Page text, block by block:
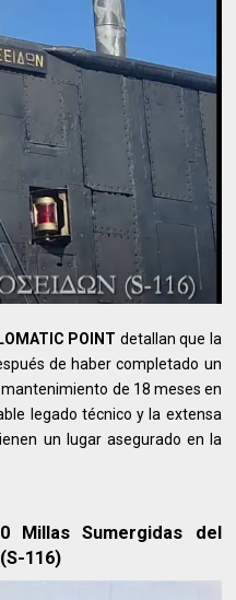
POINT detallan que la
de haber completado un
de 18 meses en
legado técnico y la extensa
un lugar asegurado en la
Millas Sumergidas del
116)